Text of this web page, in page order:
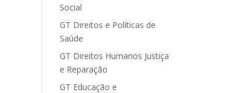
Social
GT Direitos e Políticas de
Saúde
GT Direitos Humanos Justiça
e Reparação
GT Educação e